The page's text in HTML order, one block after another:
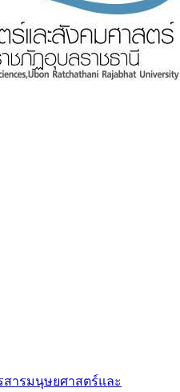
สารมนุษยศาสตร์และ